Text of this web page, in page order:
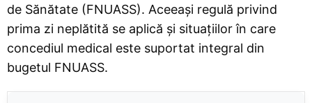
de Sănătate (FNUASS). Aceeași regulă privind
prima zi neplătită se aplică și situațiilor în care
concediul medical este suportat integral din
bugetul FNUASS.